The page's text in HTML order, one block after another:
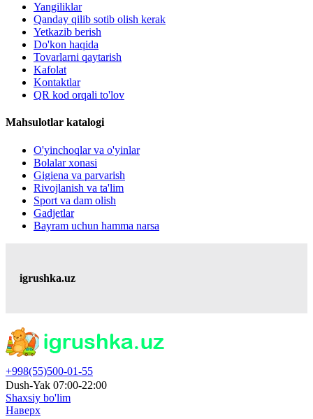
Yangiliklar
Qanday qilib sotib olish kerak
Yetkazib berish
Do'kon haqida
Tovarlarni qaytarish
Kafolat
Kontaktlar
QR kod orqali to'lov
Mahsulotlar katalogi
O'yinchoqlar va o'yinlar
Bolalar xonasi
Gigiena va parvarish
Rivojlanish va ta'lim
Sport va dam olish
Gadjetlar
Bayram uchun hamma narsa
igrushka.uz
+998(55)500-01-55
Dush-Yak 07:00-22:00
Shaxsiy bo'lim
Наверх